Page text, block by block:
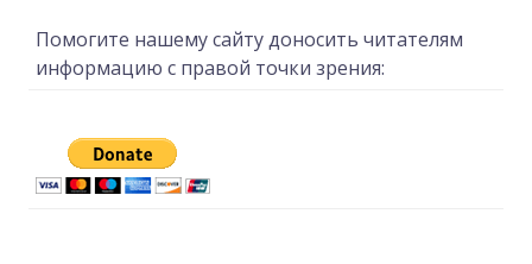
Помогите нашему сайту доносить читателям
информацию с правой точки зрения: